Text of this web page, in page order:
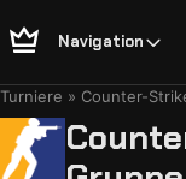
Navigation
Turniere Counter-